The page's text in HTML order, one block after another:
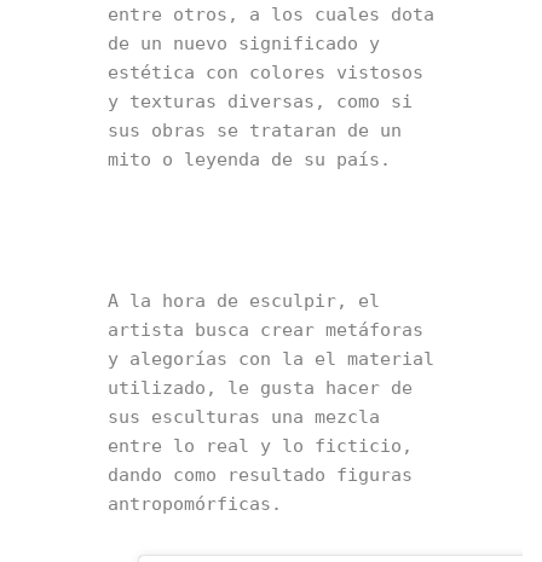
entre otros, a los cuales dota
de un nuevo significado y
estética con colores vistosos
y texturas diversas, como si
sus obras se trataran de un
mito o leyenda de su país.
A la hora de esculpir, el
artista busca crear metáforas
y alegorías con la el material
utilizado, le gusta hacer de
sus esculturas una mezcla
entre lo real y lo ficticio,
dando como resultado figuras
antropomórficas.